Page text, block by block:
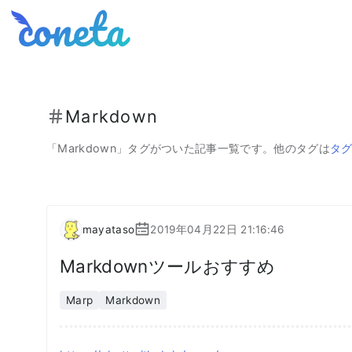
Coneta
Markdown
「Markdown」タグがついた記事一覧です。他のタグはタ
mayataso 2019年04月22日 21:16:46
Markdownツールおすすめ
Marp Markdown